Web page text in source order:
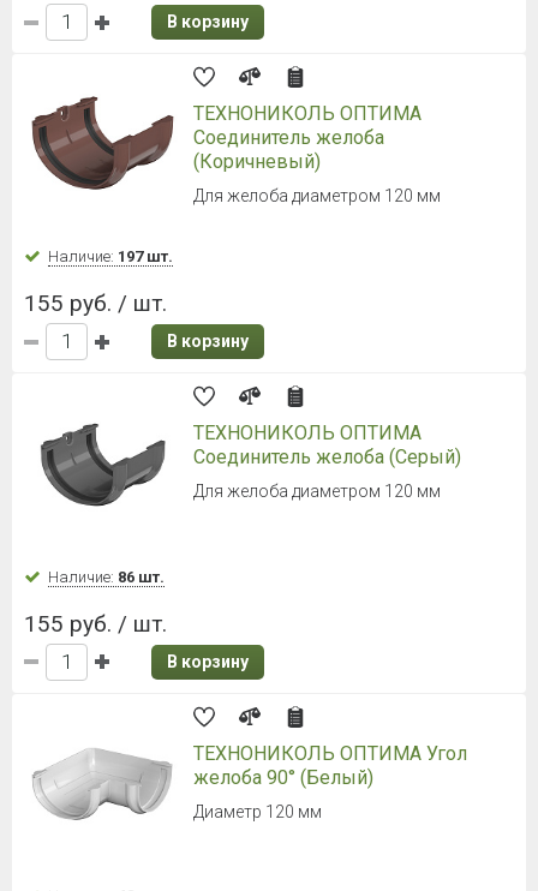
В корзину
ТЕХНОНИКОЛЬ ОПТИМА
Соединитель желоба
(Коричневый)
Для желоба диаметром 120 мм
Наличие: 197 шт.
155 руб. / шт.
В корзину
ТЕХНОНИКОЛЬ ОПТИМА
Соединитель желоба (Серый)
Для желоба диаметром 120 мм
Наличие: 86 шт.
155 руб. / шт.
В корзину
ТЕХНОНИКОЛЬ ОПТИМА Угол
желоба 90° (Белый)
Диаметр 120 мм